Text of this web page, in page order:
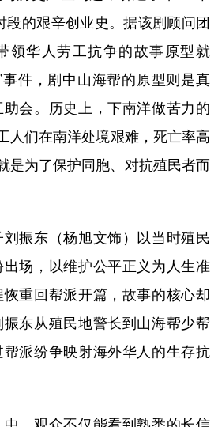
段的艰辛创业史。据该剧顾问团
领华人劳工抗争的故事原型就
事件，剧中山海帮的原型则是真
会。历史上，下南洋做苦力的
人们在南洋处境艰难，死亡率高
是为了保护同胞、对抗殖民者而
东（杨旭文饰）以当时殖民
场，以维护公平正义为人生准
重回帮派开篇，故事的核心却
振东从殖民地警长到山海帮少帮
派纷争映射海外华人的生存抗